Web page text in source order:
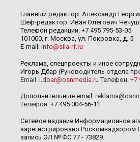
Главный редактор: Александр
Шеф-редактор: Иван Олегович
Телефон редакции: +7 495 795-53-05
101000, г. Москва, ул. Покровка, д. 5
E-mail: info@sila-rf.ru
Реклама, спецпроекты и иное
Игорь Дбар (Руководитель отдела
Email: i.dbar@osnmedia.ru Телефон: +7
Дополнительные email:
Телефон: +7 495 004-56-11
Сетевое издание Информационное
зарегистрировано Роскомнадзором
запись ЭЛ № ФС 77 - 73829.